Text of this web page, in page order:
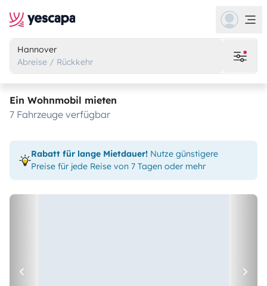
Hannover
Abreise / Rückkehr
Ein Wohnmobil mieten
7 Fahrzeuge verfügbar
Rabatt für lange Mietdauer! Nutze günstigere
Preise für jede Reise von 7 Tagen oder mehr